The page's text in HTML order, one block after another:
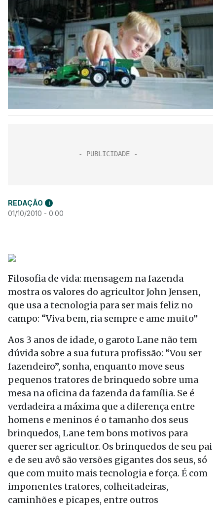
REDAÇÃO i
01/10/2010 - 0:00
Filosofia de vida: mensagem na fazenda
mostra os valores do agricultor John Jensen,
que usa a tecnologia para ser mais feliz no
campo: “Viva bem, ria sempre e ame muito”
Aos 3 anos de idade, o garoto Lane não tem
dúvida sobre a sua futura profissão: “Vou ser
fazendeiro”, sonha, enquanto move seus
pequenos tratores de brinquedo sobre uma
mesa na oficina da fazenda da família. Se é
verdadeira a máxima que a diferença entre
homens e meninos é o tamanho dos seus
brinquedos, Lane tem bons motivos para
querer ser agricultor. Os brinquedos de seu pai
e de seu avô são versões gigantes dos seus, só
que com muito mais tecnologia e força. É com
imponentes tratores, colheitadeiras,
caminhões e picapes, entre outros